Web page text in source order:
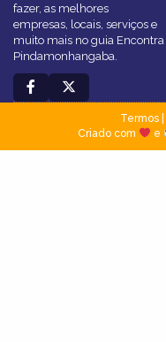
fazer, as melhores
empresas, locais, serviços e
muito mais no guia Encontra
Pindamonhangaba.
Termos|
Criado com
e